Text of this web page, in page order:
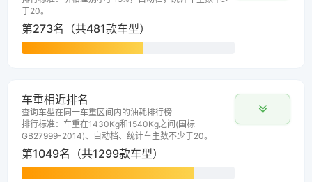
于20。
第273名（共481款车型）
车重相近排名
查询车型在同一车重区间内的油耗排行榜
排行标准：车重在1430Kg和1540Kg之间(国标
GB27999-2014)、自动档、统计车主数不少于20。
第1049名（共1299款车型）